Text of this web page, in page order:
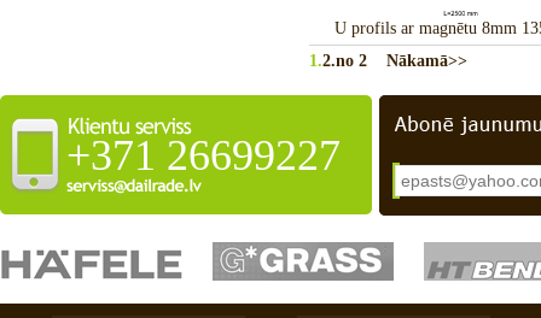
U profils ar magnētu 8mm
1.2.no 2 Nākamā>>
+371 26699227